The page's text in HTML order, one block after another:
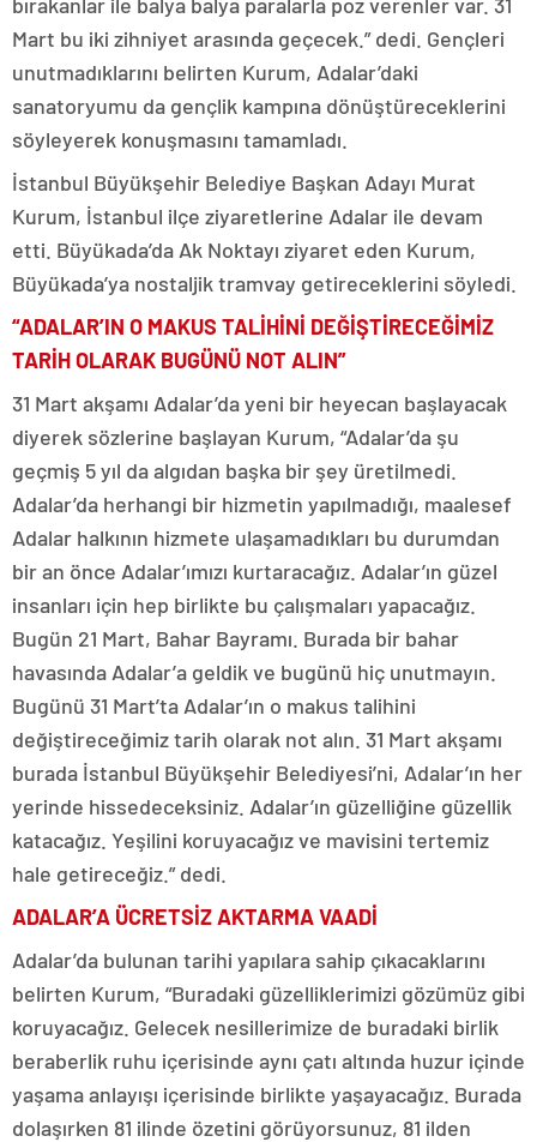
Mart bu iki zihniyet arasında geçecek.” dedi. Gençleri
unutmadıklarını belirten Kurum, Adalar’daki
sanatoryumu da gençlik kampına dönüştüreceklerini
söyleyerek konuşmasını tamamladı.
İstanbul Büyükşehir Belediye Başkan Adayı Murat
Kurum, İstanbul ilçe ziyaretlerine Adalar ile devam
etti. Büyükada’da Ak Noktayı ziyaret eden Kurum,
Büyükada’ya nostaljik tramvay getireceklerini söyledi.
“ADALAR’IN O MAKUS TALİHİNİ DEĞİŞTİRECEĞİMİZ
TARİH OLARAK BUGÜNÜ NOT ALIN”
31 Mart akşamı Adalar’da yeni bir heyecan başlayacak
diyerek sözlerine başlayan Kurum, “Adalar’da şu
geçmiş 5 yıl da algıdan başka bir şey üretilmedi.
Adalar’da herhangi bir hizmetin yapılmadığı, maalesef
Adalar halkının hizmete ulaşamadıkları bu durumdan
bir an önce Adalar’ımızı kurtaracağız. Adalar’ın güzel
insanları için hep birlikte bu çalışmaları yapacağız.
Bugün 21 Mart, Bahar Bayramı. Burada bir bahar
havasında Adalar’a geldik ve bugünü hiç unutmayın.
Bugünü 31 Mart’ta Adalar’ın o makus talihini
değiştireceğimiz tarih olarak not alın. 31 Mart akşamı
burada İstanbul Büyükşehir Belediyesi’ni, Adalar’ın her
yerinde hissedeceksiniz. Adalar’ın güzelliğine güzellik
katacağız. Yeşilini koruyacağız ve mavisini tertemiz
hale getireceğiz.” dedi.
ADALAR’A ÜCRETSİZ AKTARMA VAADİ
Adalar’da bulunan tarihi yapılara sahip çıkacaklarını
belirten Kurum, “Buradaki güzelliklerimizi gözümüz gibi
koruyacağız. Gelecek nesillerimize de buradaki birlik
beraberlik ruhu içerisinde aynı çatı altında huzur içinde
yaşama anlayışı içerisinde birlikte yaşayacağız. Burada
dolaşırken 81 ilinde özetini görüyorsunuz, 81 ilden